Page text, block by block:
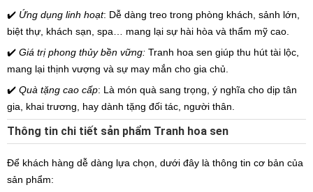
✔️ Ứng dụng linh hoạt: Dễ dàng treo trong phòng khách, sảnh lớn,
biệt thự, khách sạn, spa… mang lại sự hài hòa và thẩm mỹ cao.
✔️ Giá trị phong thủy bền vững: Tranh hoa sen giúp thu hút tài lộc,
mang lại thịnh vượng và sự may mắn cho gia chủ.
✔️ Quà tặng cao cấp: Là món quà sang trọng, ý nghĩa cho dịp tân
gia, khai trương, hay dành tặng đối tác, người thân.
Thông tin chi tiết sản phẩm Tranh hoa sen
Để khách hàng dễ dàng lựa chọn, dưới đây là thông tin cơ bản của
sản phẩm: